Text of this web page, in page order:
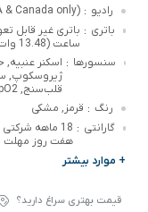
رادیو :
(FM radio (USA & Canada only
باتری :
ساعت (13.48 وات ساعت) وشارژ سریع 15 واتی
سنسورها : اسکنر
ژیروسکوپ,
قلب‌سنج, SpO2 (برای اندازه‌گیری میزان اکسیژن خون)
رنگ : قرمز, مشکی
گارانتی :
هفت روز
+ موارد بیشتر
قیمت بهتری سراغ دارید؟